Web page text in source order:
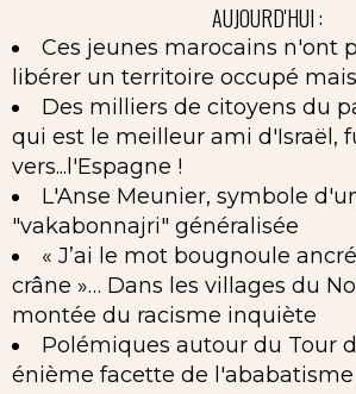
AUJOURD'HUI :
Ces jeunes marocains n'ont
libérer un territoire occupé
Des milliers de citoyens du
qui est le meilleur ami d'Israël,
vers...l'Espagne !
L'Anse Meunier, symbole
"vakabonnajri" généralisée
« J’ai le mot bougnoule
crâne »… Dans les villages du
montée du racisme inquiète
Polémiques autour du Tour
énième facette de